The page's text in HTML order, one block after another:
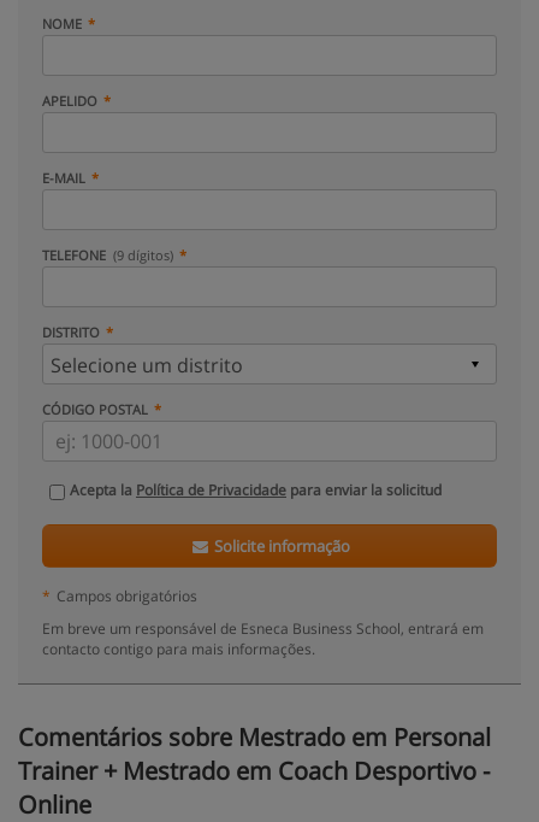
NOME
APELIDO
E-MAIL
TELEFONE (9 dígitos)
DISTRITO
CÓDIGO POSTAL
Acepta la Política de Privacidade para enviar la solicitud
Solicite informação
* Campos obrigatórios
Em breve um responsável de Esneca Business School, entrará em
contacto contigo para mais informações.
Comentários sobre Mestrado em Personal
Trainer + Mestrado em Coach Desportivo -
Online